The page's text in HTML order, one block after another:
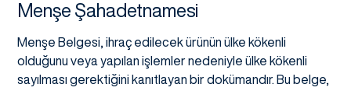
Menşe Şahadetnamesi
Menşe Belgesi, ihraç edilecek ürünün ülke kökenli
olduğunu veya yapılan işlemler nedeniyle ülke kökenli
sayılması gerektiğini kanıtlayan bir dokümandır. Bu belge,